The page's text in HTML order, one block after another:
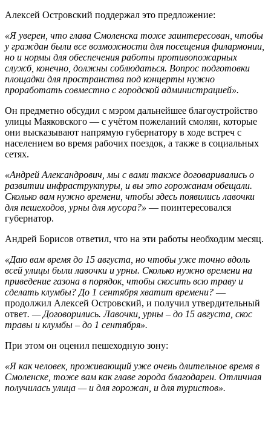
Алексей Островский поддержал это предложение:
«Я уверен, что глава Смоленска тоже заинтересован, чтобы
у граждан были все возможности для посещения филармонии,
но и нормы для обеспечения работы противопожарных
служб, конечно, должны соблюдаться. Вопрос подготовки
площадки для пространства под концерты нужно
проработать совместно с городской администрацией».
Он предметно обсудил с мэром дальнейшее благоустройство
улицы Маяковского — с учётом пожеланий смолян, которые
они высказывают напрямую губернатору в ходе встреч с
населением во время рабочих поездок, а также в социальных
сетях.
«Андрей Александрович, мы с вами также договаривались о
развитии инфраструктуры, и вы это горожанам обещали.
Сколько вам нужно времени, чтобы здесь появились лавочки
для пешеходов, урны для мусора?» — поинтересовался
губернатор.
Андрей Борисов ответил, что на эти работы необходим месяц.
«Даю вам время до 15 августа, но чтобы уже точно вдоль
всей улицы были лавочки и урны. Сколько нужно времени на
приведение газона в порядок, чтобы скосить всю траву и
сделать клумбы? До 1 сентября хватит времени? —
продолжил Алексей Островский, и получил утвердительный
ответ. — Договорились. Лавочки, урны – до 15 августа, скос
травы и клумбы – до 1 сентября».
При этом он оценил пешеходную зону:
«Я как человек, проживающий уже очень длительное время в
Смоленске, тоже вам как главе города благодарен. Отличная
получилась улица — и для горожан, и для туристов».